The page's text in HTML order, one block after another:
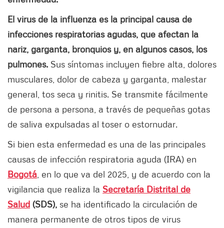
El virus de la influenza es la principal causa de
infecciones respiratorias agudas, que afectan la
nariz, garganta, bronquios y, en algunos casos, los
pulmones. Sus síntomas incluyen fiebre alta, dolores
musculares, dolor de cabeza y garganta, malestar
general, tos seca y rinitis. Se transmite fácilmente
de persona a persona, a través de pequeñas gotas
de saliva expulsadas al toser o estornudar.
Si bien esta enfermedad es una de las principales
causas de infección respiratoria aguda (IRA) en
Bogotá , en lo que va del 2025, y de acuerdo con la
vigilancia que realiza la Secretaría Distrital de
Salud (SDS), se ha identificado la circulación de
manera permanente de otros tipos de virus